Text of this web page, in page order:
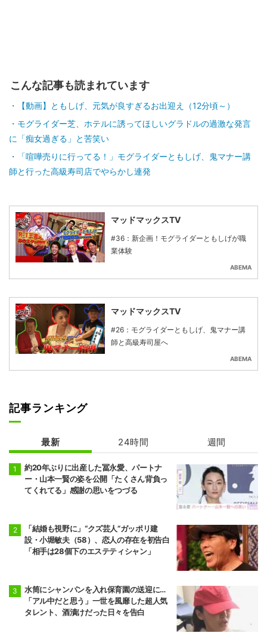
こんな記事も読まれています
【動画】ともしげ、元気が良すぎるお出迎え（12分頃～）
モグライダー芝、ホテルに誘ってほしいグラドルの過激な発言
に「痴女過ぎる」と苦笑い
「喧嘩売りに行ってる！」モグライダーともしげ、鬼マナー講
師と行った高級寿司店でやらかし連発
マッドマックスTV
#36：新企画！モグライダーともしげが職
業体験
ABEMA
マッドマックスTV
#26：モグライダーともしげ、鬼マナー講
師と高級寿司屋へ
ABEMA
記事ランキング
最新 24時間 週間
約20年ぶりに出産した冨永愛、パートナ
ー・山本一賢の姿を公開「たくさん背負っ
てくれてる」感謝の思いをつづる
「結婚も視野に」“クズ芸人”ガッポリ建
設・小堀敏夫（58）、恋人の存在を初告白
「相手は28個下のエステティシャン」
水筒にシャンパンを入れ保育園の送迎に…
「アル中だと思う」一世を風靡した超人気
タレント、酒漬けだった日々を告白